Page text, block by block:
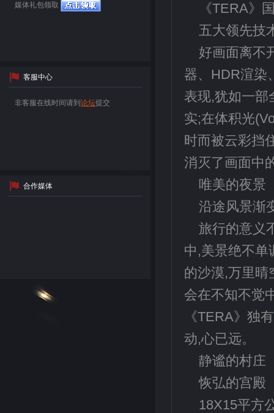
媒体礼包领取
客服中心
非客服在线时间请到 论坛提交
合作媒体
《TERA》
五大领先技
好画面离不
器、HDR渲染
表现,犹如一部
实;在体积光
时而被云彩挡
消灭了画面中
唯美的夜景
沿途风景渐
旅行的意义
中,美景绝不单
的沙漠,万里晴
会在不知不觉
《TERA》独
动,心已远。
静谧的村庄
恢弘的宫殿
18X15平方